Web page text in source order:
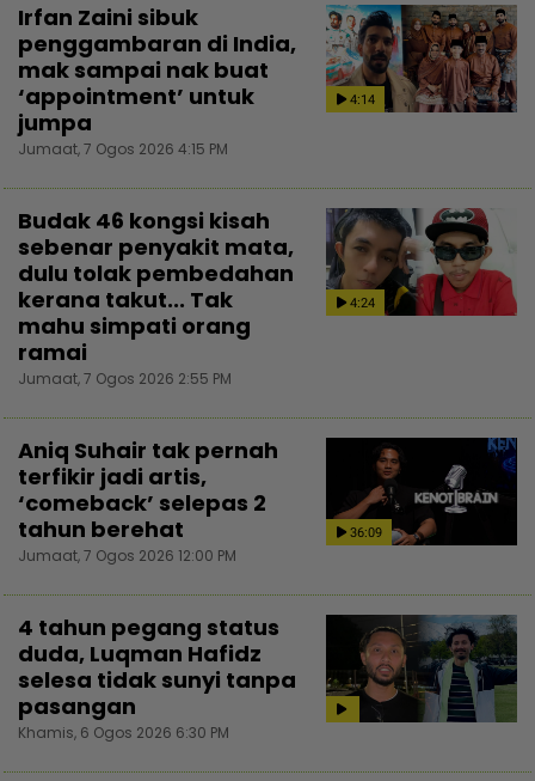
4:14
Irfan Zaini sibuk
penggambaran di India,
mak sampai nak buat
‘appointment’ untuk
jumpa
Jumaat, 7 Ogos 2026 4:15 PM
4:24
Budak 46 kongsi kisah
sebenar penyakit mata,
dulu tolak pembedahan
kerana takut... Tak
mahu simpati orang
ramai
Jumaat, 7 Ogos 2026 2:55 PM
36:09
Aniq Suhair tak pernah
terfikir jadi artis,
‘comeback’ selepas 2
tahun berehat
Jumaat, 7 Ogos 2026 12:00 PM
4 tahun pegang status
duda, Luqman Hafidz
selesa tidak sunyi tanpa
pasangan
Khamis, 6 Ogos 2026 6:30 PM